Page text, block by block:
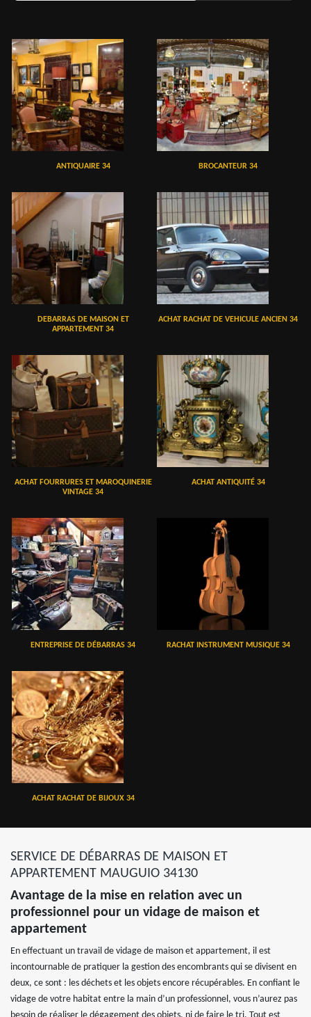
ANTIQUAIRE 34 BROCANTEUR 34
DEBARRAS DE MAISON ET
APPARTEMENT 34
ACHAT RACHAT DE VEHICULE ANCIEN 34
ACHAT FOURRURES ET MAROQUINERIE
VINTAGE 34
ACHAT ANTIQUITÉ 34
ENTREPRISE DE DÉBARRAS 34 RACHAT INSTRUMENT MUSIQUE 34
ACHAT RACHAT DE BIJOUX 34
SERVICE DE DÉBARRAS DE MAISON ET
APPARTEMENT MAUGUIO 34130
Avantage de la mise en relation avec un
professionnel pour un vidage de maison et
appartement
En effectuant un travail de vidage de maison et appartement, il est
incontournable de pratiquer la gestion des encombrants qui se divisent en
deux, ce sont : les déchets et les objets encore récupérables. En confiant le
vidage de votre habitat entre la main d’un professionnel, vous n’aurez pas